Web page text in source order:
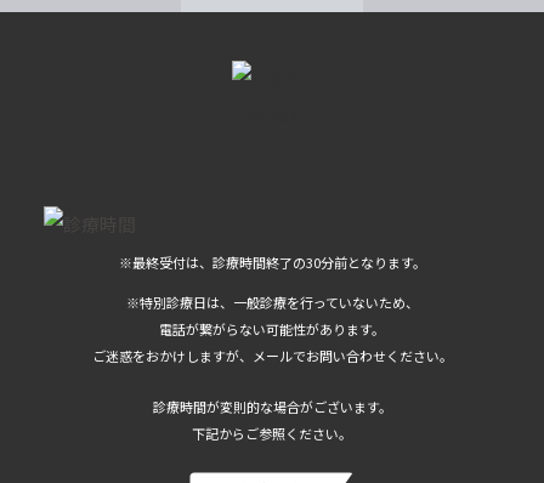
※最終受付は、診療時間終了の30分前となります。
※特別診療日は、一般診療を行っていないため、
電話が繋がらない可能性があります。
ご迷惑をおかけしますが、メールでお問い合わせください。
診療時間が変則的な場合がございます。
下記からご参照ください。